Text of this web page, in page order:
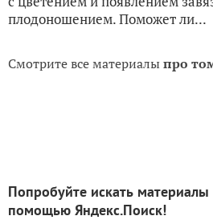
плодоношением. Поможет ли...
Смотрите все материалыпро
Попробуйте искать
помощью Яндекс.Поиск!